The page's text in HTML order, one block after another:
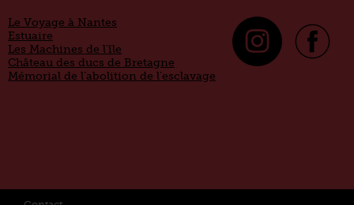
Le Voyage à Nantes
Estuaire
Les Machines de l’île
Château des ducs de Bretagne
Mémorial de l’abolition de l’esclavage